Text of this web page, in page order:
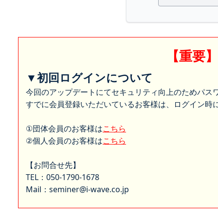
【重要
▼初回ログインについて
今回のアップデートにてセキュリティ向上のためパス
すでに会員登録いただいているお客様は、ログイン
①団体会員のお客様はこちら
②個人会員のお客様はこちら
【お問合せ先】
TEL：050-1790-1678
Mail：seminer@i-wave.co.jp